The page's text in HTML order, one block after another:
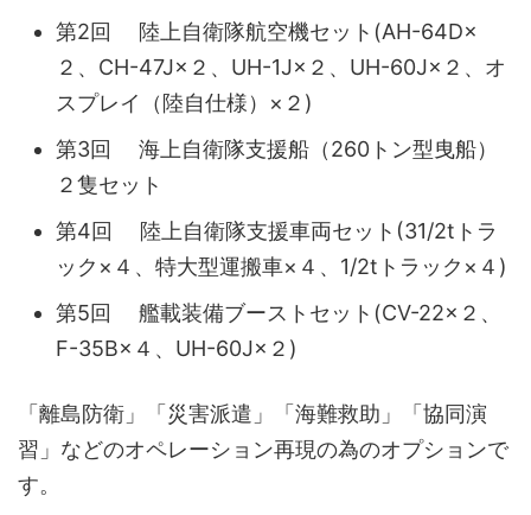
第2回 陸上自衛隊航空機セット(AH-64D×
２、CH-47J×２、UH-1J×２、UH-60J×２、オ
スプレイ（陸自仕様）×２)
第3回 海上自衛隊支援船（260トン型曳船）
２隻セット
第4回 陸上自衛隊支援車両セット(31/2tトラ
ック×４、特大型運搬車×４、1/2tトラック×４)
第5回 艦載装備ブーストセット(CV-22×２、
F-35B×４、UH-60J×２)
「離島防衛」「災害派遣」「海難救助」「協同演
習」などのオペレーション再現の為のオプションで
す。